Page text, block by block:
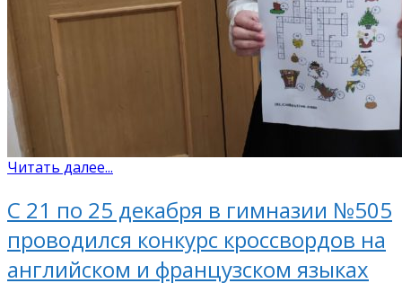
Читать далее...
С 21 по 25 декабря в гимназии №505
проводился конкурс кроссвордов на
английском и французском языках